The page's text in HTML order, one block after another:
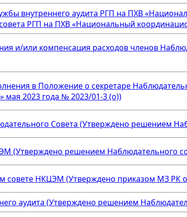
внутреннего аудита РГП на ПХВ
РГП на ПХВ «Национальный
и/или компенсация расходов членов
в Положение о секретаре
2023 года № 2023/01-3 (о))
Совета (Утверждено решением
(Утверждено решением Наблюдательного
совете НКЦЭМ (Утверждено приказом МЗ РК
аудита (Утверждено решением